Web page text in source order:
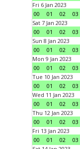
Fri 6 Jan 2023
00
01 02 03
Sat 7 Jan 2023
00
01 02 03
Sun 8 Jan 2023
00
01 02 03
Mon 9 Jan 2023
00
01 02 03
Tue 10 Jan 2023
00
01 02 03
Wed 11 Jan 2023
00
01 02 03
Thu 12 Jan 2023
00
01 02 03
Fri 13 Jan 2023
00
01 02 03